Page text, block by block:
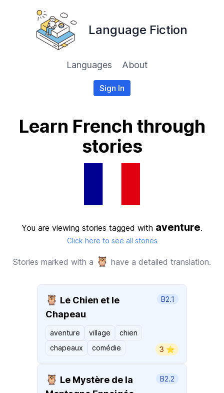
Language Fiction
Languages About
Sign In
Learn French through
stories
You are viewing stories tagged with aventure.
Click here to see all stories
Stories marked with a 🦉 have a detailed translation.
🦉 Le Chien et le
Chapeau
B2.1
aventure village
chien
chapeaux
comédie 3 ⭐️
🦉 Le Mystère de la
B2.2